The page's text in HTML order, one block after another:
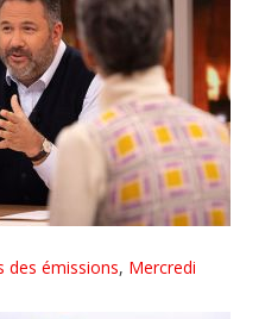
des émissions, Mercredi